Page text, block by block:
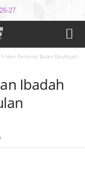
Hari Pertama Bulan Dzulhijah
Ibadah